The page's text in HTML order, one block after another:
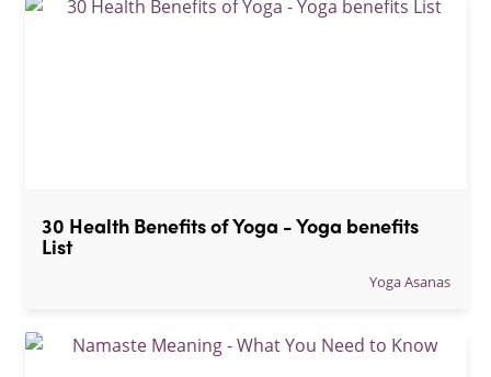
30 Health Benefits of Yoga - Yoga benefits
List
Yoga Asanas